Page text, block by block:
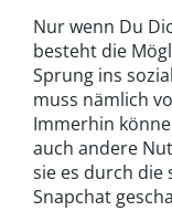
Nur wenn Du
besteht die
Sprung ins
muss nämlich
Immerhin
auch andere
sie es durch
Snapchat